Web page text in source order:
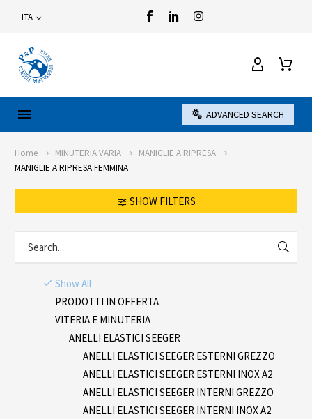
ITA
ADVANCED SEARCH
Home MINUTERIA VARIA
MANIGLIE A RIPRESA
MANIGLIE A RIPRESA FEMMINA
SHOW FILTERS
Show All
PRODOTTI IN OFFERTA
VITERIA E MINUTERIA
ANELLI ELASTICI SEEGER
ANELLI ELASTICI SEEGER ESTERNI GREZZO
ANELLI ELASTICI SEEGER ESTERNI INOX A2
ANELLI ELASTICI SEEGER INTERNI GREZZO
ANELLI ELASTICI SEEGER INTERNI INOX A2